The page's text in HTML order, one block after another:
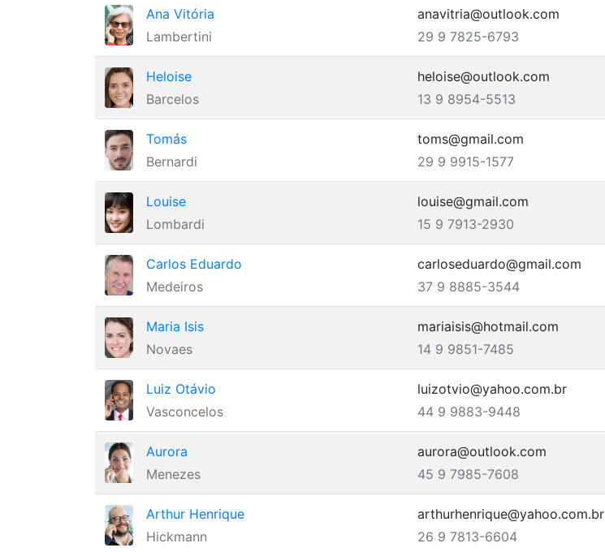
Ana Vitória
Lambertini
anavitria@outlook.com
29 9 7825-6793
Heloise
Barcelos
heloise@outlook.com
13 9 8954-5513
Tomás
Bernardi
toms@gmail.com
29 9 9915-1577
Louise
Lombardi
louise@gmail.com
15 9 7913-2930
Carlos Eduardo
Medeiros
carloseduardo@gmail.com
37 9 8885-3544
Maria Isis
Novaes
mariaisis@hotmail.com
14 9 9851-7485
Luiz Otávio
Vasconcelos
luizotvio@yahoo.com.br
44 9 9883-9448
Aurora
Menezes
aurora@outlook.com
45 9 7985-7608
Arthur Henrique
Hickmann
arthurhenrique@yahoo.com.br
26 9 7813-6604